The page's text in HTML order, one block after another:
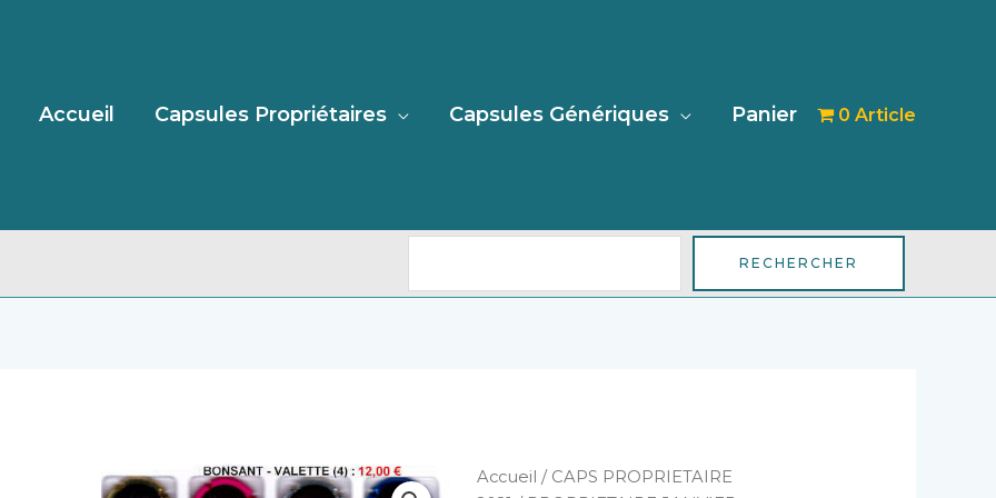
Accueil Capsules Propriétaires Capsules Génériques Panier 0 Article
RECHERCHER
Accueil / CAPS PROPRIETAIRE
quantité